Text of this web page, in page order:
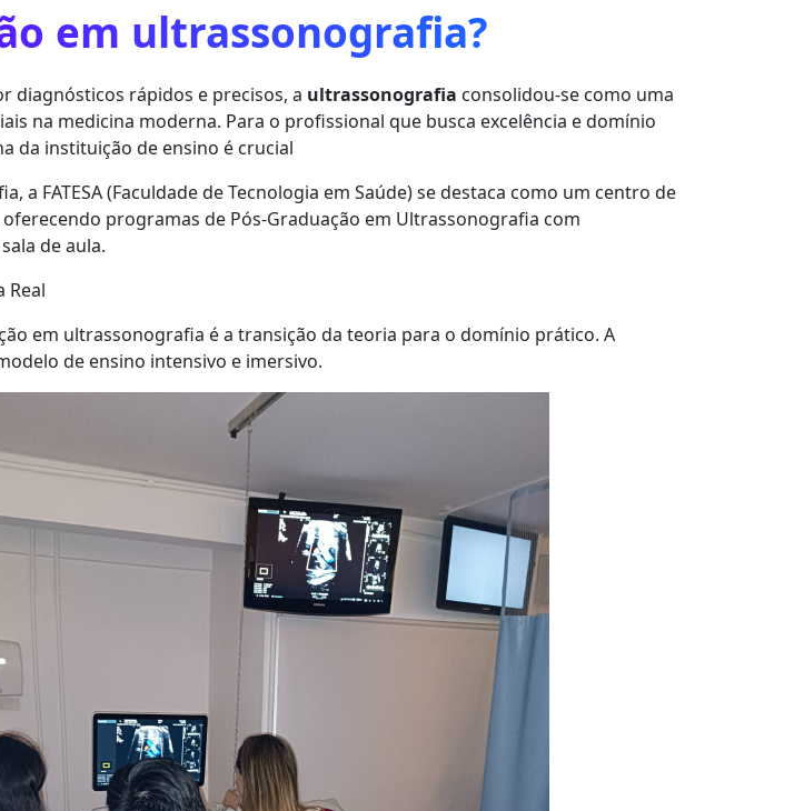
em ultrassonografia?
diagnósticos rápidos e precisos, a ultrassonografia consolidou-se como uma
na medicina moderna. Para o profissional que busca excelência e domínio
da instituição de ensino é crucial
a FATESA (Faculdade de Tecnologia em Saúde) se destaca como um centro de
programas de Pós-Graduação em Ultrassonografia com
de aula.
Real
em ultrassonografia é a transição da teoria para o domínio prático. A
de ensino intensivo e imersivo.